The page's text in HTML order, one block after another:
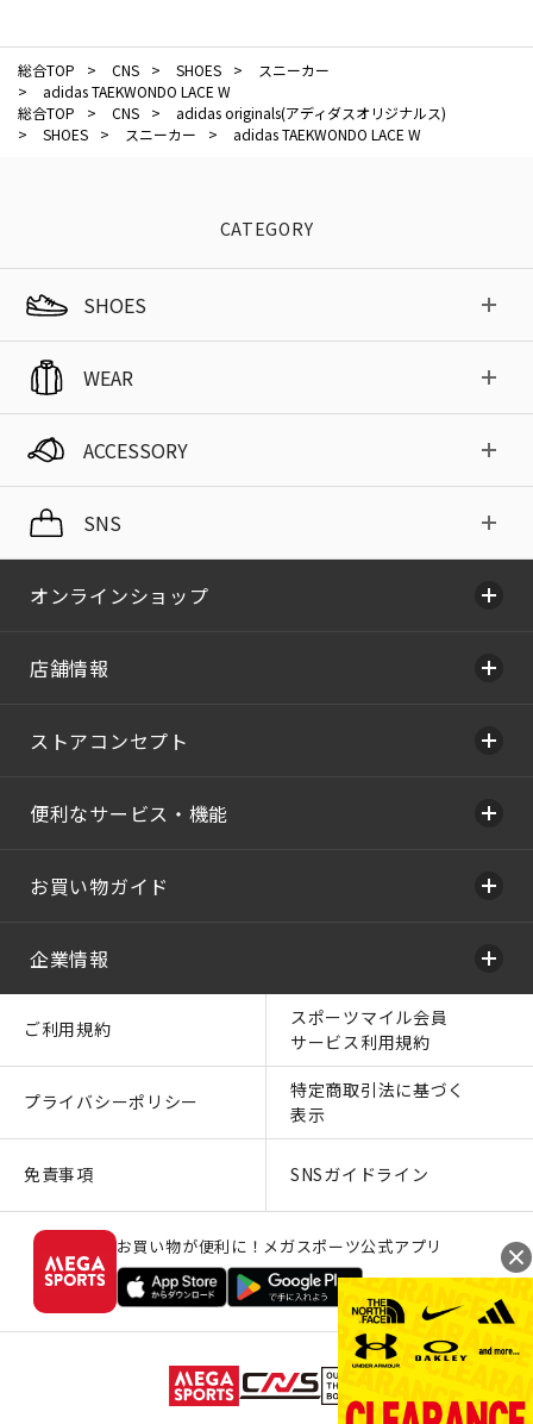
総合TOP > CNS > SHOES >
スニーカー
>
adidas TAEKWONDO LACE W
総合TOP
> CNS >
adidas originals(アディダスオリジナルス)
>
SHOES > スニーカー > adidas TAEKWONDO LACE W
CATEGORY
SHOES
WEAR
ACCESSORY
SNS
オンラインショップ
店舗情報
ストアコンセプト
便利なサービス・機能
お買い物ガイド
企業情報
ご利用規約
スポーツマイル会員
サービス利用規約
プライバシーポリシー
特定商取引法に基づく
表示
免責事項 SNSガイドライン
お買い物が便利に！メガスポーツ公式アプリ